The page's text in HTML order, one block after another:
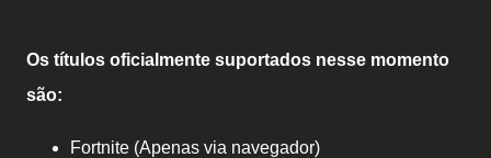
Os títulos oficialmente suportados nesse momento
são:
Fortnite (Apenas via navegador)